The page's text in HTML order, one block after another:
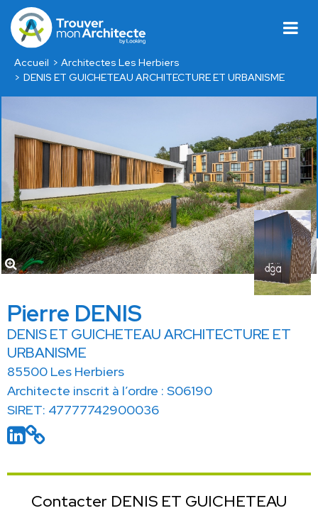
Accueil
Architectes Les Herbiers
DENIS ET GUICHETEAU ARCHITECTURE ET URBANISME
Pierre DENIS
DENIS ET GUICHETEAU ARCHITECTURE ET
URBANISME
85500 Les Herbiers
Architecte inscrit à l’ordre : S06190
SIRET: 47777742900036
Contacter DENIS ET GUICHETEAU